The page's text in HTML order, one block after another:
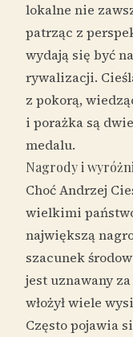
lokalne nie
patrząc z
wydają się być
rywalizacji.
z pokorą,
i porażka są
medalu.
Nagrody i
Choć Andrzej
wielkimi
największą
szacunek
jest uznawany
włożył wiele
Często pojawia